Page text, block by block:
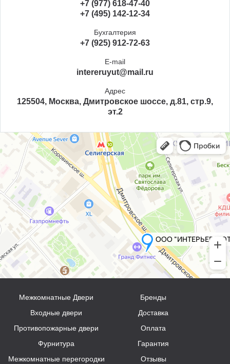
+7 (977) 618-47-40
+7 (495) 142-12-34
Бухгалтерия
+7 (925) 912-72-63
E-mail
intereruyut@mail.ru
Адрес
125504, Москва, Дмитровское шоссе, д.81, стр.9,
эт.2
Межкомнатные Двери
Входные двери
Противопожарные двери
Фурнитура
Межкомнатные перегородки
Бренды
Доставка
Оплата
Гарантия
Отзывы